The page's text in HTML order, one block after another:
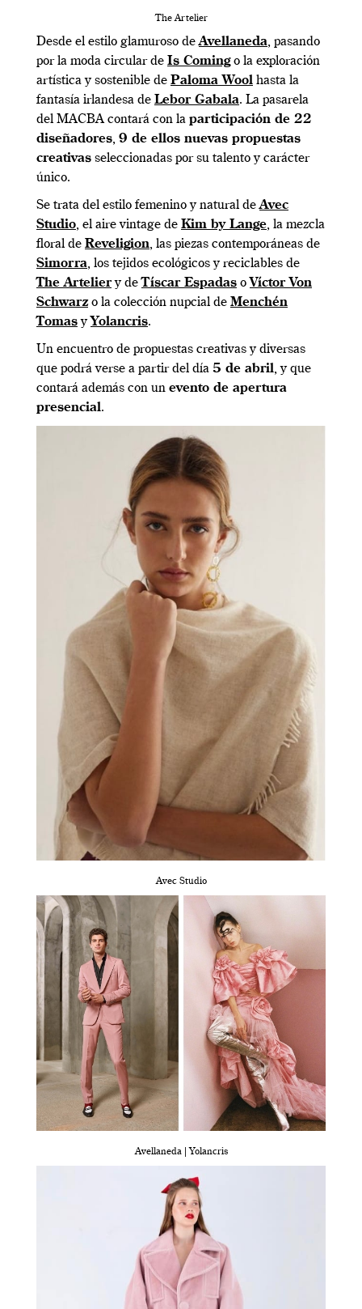
The Artelier
Desde el estilo glamuroso deAvellaneda, pasando
por la moda circular de Is Comingo la exploración
artística y sostenible de Paloma Wool hasta la
fantasía irlandesa de Lebor Gabala. La pasarela
del MACBA contará con la participación de 22
diseñadores, 9 de ellos nuevas propuestas
creativas seleccionadas por su talento y carácter
único.
Se trata del estilo femenino y natural deAvec
Studio, el aire vintage de Kim by Lange, la mezcla
floral de Reveligion, las piezas contemporáneas de
Simorra, los tejidos ecológicos y reciclables de
The Arteliery deTíscar Espadas o Víctor Von
Schwarzo la colección nupcial de Menchén
TomasyYolancris.
Un encuentro de propuestas creativas y diversas
que podrá verse a partir del día 5 de abril, y que
contará además con un evento de apertura
presencial.
Avec Studio
Avellaneda | Yolancris